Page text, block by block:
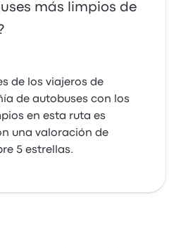
más limpios de
de los viajeros de
de autobuses con los
en esta ruta es
una valoración de
5 estrellas.